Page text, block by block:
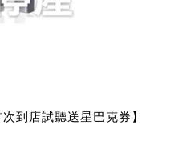
到店試聽送星巴克券】